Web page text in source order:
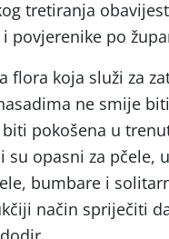
tretiranja
i povjerenike po
flora koja služi za
ne smije
pokošena u
su opasni za pčele,
bumbare i
način spriječiti